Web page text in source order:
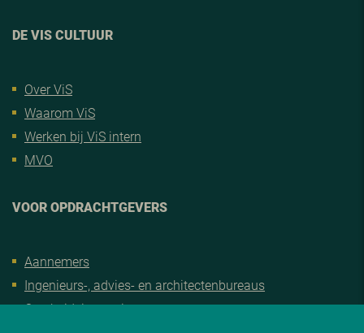
DE VIS CULTUUR
Over ViS
Waarom ViS
Werken bij ViS intern
MVO
VOOR OPDRACHTGEVERS
Aannemers
Ingenieurs-, advies- en architectenbureaus
Overheidsinstanties